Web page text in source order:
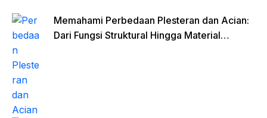
Memahami Perbedaan Plesteran dan Acian:
Dari Fungsi Struktural Hingga Material